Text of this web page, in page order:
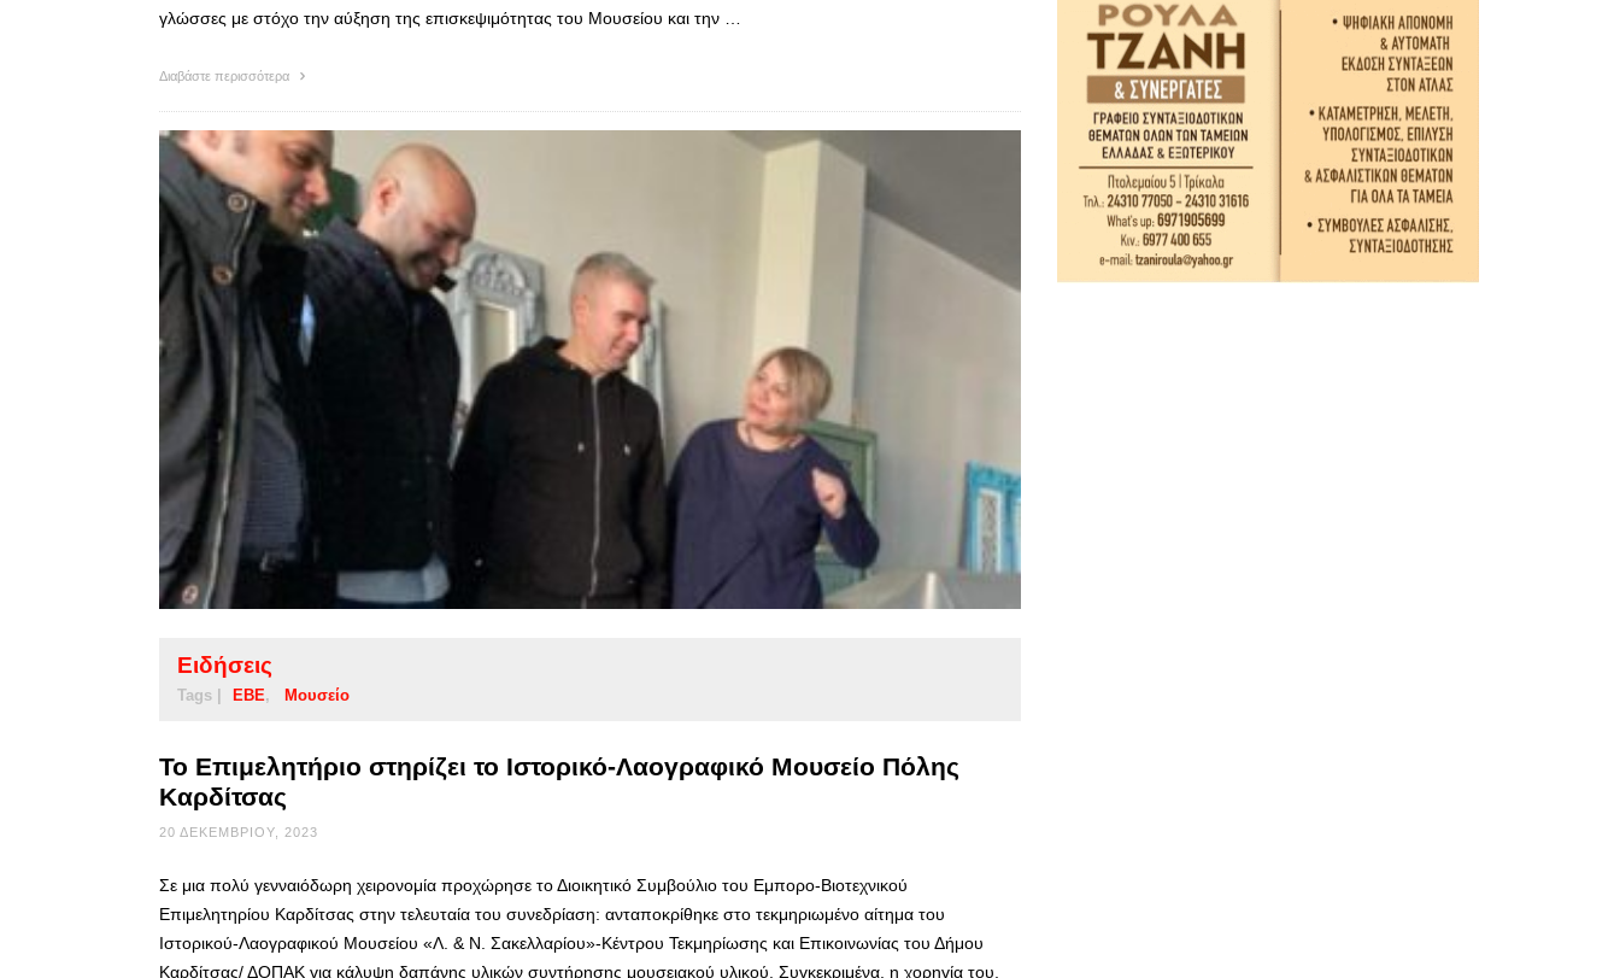
γλώσσες με στόχο την αύξηση της επισκεψιμότητας του Μουσείου και την …
Διαβάστε περισσότερα
Ειδήσεις
Tags | ΕΒΕ Μουσείο
Το Επιμελητήριο στηρίζει το Ιστορικό-Λαογραφικό Μουσείο Πόλης
Καρδίτσας
20 ΔΕΚΕΜΒΡΊΟΥ, 2023
Σε μια πολύ γενναιόδωρη χειρονομία προχώρησε το Διοικητικό Συμβούλιο του Εμπορο-Βιοτεχνικού
Επιμελητηρίου Καρδίτσας στην τελευταία του συνεδρίαση: ανταποκρίθηκε στο τεκμηριωμένο αίτημα του
Ιστορικού-Λαογραφικού Μουσείου «Λ. & Ν. Σακελλαρίου»-Κέντρου Τεκμηρίωσης και Επικοινωνίας του Δήμου
Καρδίτσας/ ΔΟΠΑΚ για κάλυψη δαπάνης υλικών συντήρησης μουσειακού υλικού. Συγκεκριμένα, η χορηγία του,